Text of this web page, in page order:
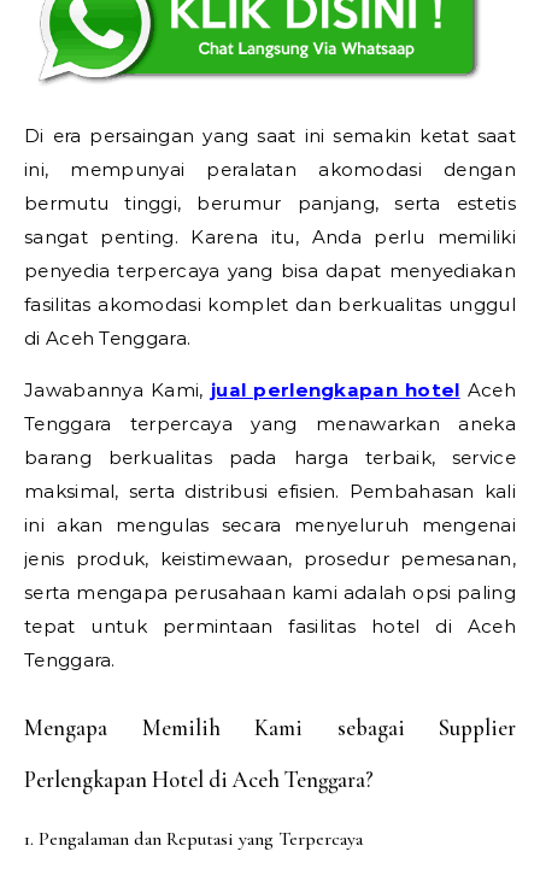
Di era persaingan yang saat ini semakin ketat saat
ini, mempunyai peralatan akomodasi dengan
bermutu tinggi, berumur panjang, serta estetis
sangat penting. Karena itu, Anda perlu memiliki
penyedia terpercaya yang bisa dapat menyediakan
fasilitas akomodasi komplet dan berkualitas unggul
di Aceh Tenggara.
Jawabannya Kami, jual perlengkapan hotel Aceh
Tenggara terpercaya yang menawarkan aneka
barang berkualitas pada harga terbaik, service
maksimal, serta distribusi efisien. Pembahasan kali
ini akan mengulas secara menyeluruh mengenai
jenis produk, keistimewaan, prosedur pemesanan,
serta mengapa perusahaan kami adalah opsi paling
tepat untuk permintaan fasilitas hotel di Aceh
Tenggara.
Mengapa Memilih Kami sebagai Supplier
Perlengkapan Hotel di Aceh Tenggara?
1. Pengalaman dan Reputasi yang Terpercaya